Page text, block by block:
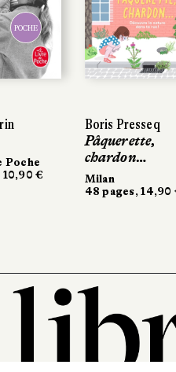
POCHE
Poche
€
Boris Presseq
Pâquerette,
chardon…
Milan
48 pages, 14,90
POCHE
Poche
€
Boris Presseq
Pâquerette,
chardon…
Milan
48 pages, 14,90